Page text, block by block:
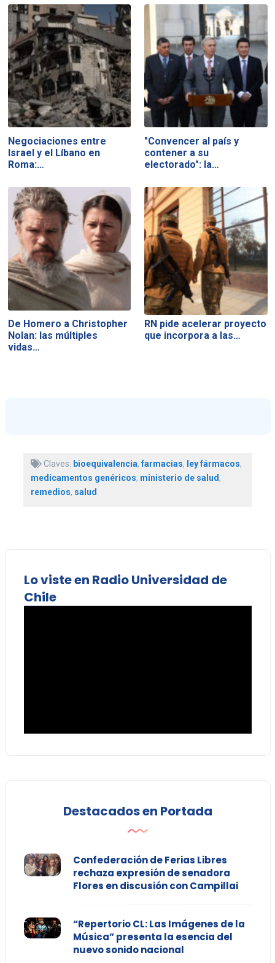
Negociaciones entre
Israel y el Líbano en
Roma:…
"Convencer al país y
contener a su
electorado": la…
De Homero a Christopher
Nolan: las múltiples
vidas…
RN pide acelerar proyecto
que incorpora a las…
Claves: bioequivalencia,farmacias, ley fármacos,
medicamentos genéricos, ministerio de salud,
remedios, salud
Lo viste en Radio Universidad de
Chile
Destacados en Portada
Confederación de Ferias Libres
rechaza expresión de senadora
Flores en discusión con Campillai
“Repertorio CL: Las Imágenes de la
Música” presenta la esencia del
nuevo sonido nacional